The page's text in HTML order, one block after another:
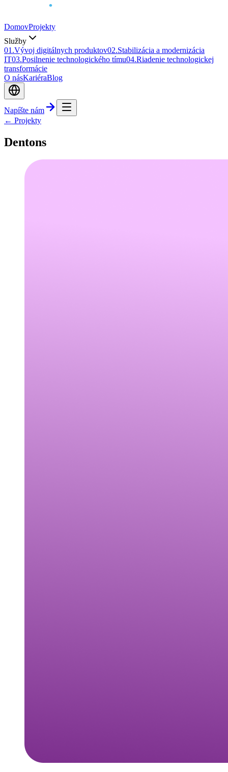
DomovProjekty
Služby
01 .Vývoj digitálnych produktov02.Stabilizácia a modernizácia
IT03.Posilnenie technologického tímu04.Riadenie technologickej
transformácie
O násKariéraBlog
Napíšte nám
← Projekty
Dentons